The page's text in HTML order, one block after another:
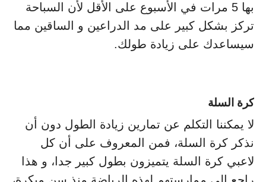
بها 5 مرات في الأسبوع على الأقل لأن السباحة
تركز بشكل كبير على مد الدراعين و الساقين مما
سيساعدك على زيادة طولك.
كرة السلة
لا يمكننا التكلم عن تمارين زيادة الطول دون أن
نذكر كرة السلة، فمن المعروف على أن كل
لاعبي كرة السلة يتميزون بطول كبير جدا، و هذا